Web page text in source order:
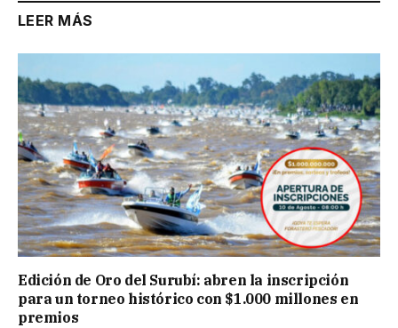
LEER MÁS
Edición de Oro del Surubí: abren la inscripción
para un torneo histórico con $1.000 millones en
premios